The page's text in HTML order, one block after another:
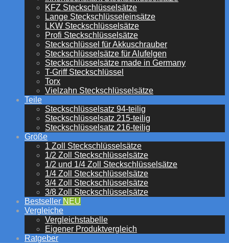
KFZ Steckschlüsselsätze
Lange Steckschlüsseleinsätze
LKW Steckschlüsselsätze
Profi Steckschlüsselsätze
Steckschlüssel für Akkuschrauber
Steckschlüsselsätze für Alufelgen
Steckschlüsselsätze made in Germany
T-Griff Steckschlüssel
Torx
Vielzahn Steckschlüsselsätze
Teile
Steckschlüsselsatz 94-teilig
Steckschlüsselsatz 215-teilig
Steckschlüsselsatz 216-teilig
Größe
1 Zoll Steckschlüsselsätze
1/2 Zoll Steckschlüsselsätze
1/2 und 1/4 Zoll Steckschlüsselsätze
1/4 Zoll Steckschlüsselsätze
3/4 Zoll Steckschlüsselsätze
3/8 Zoll Steckschlüsselsätze
Bestseller NEU
Vergleiche
Vergleichstabelle
Eigener Produktvergleich
Ratgeber